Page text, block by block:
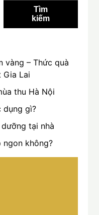
Tìm
kiếm
vàng – Thức quà
Gia Lai
thu Hà Nội
dụng gì?
tại nhà
ngon không?